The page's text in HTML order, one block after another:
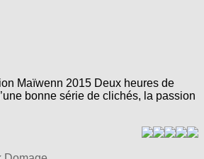
Maïwenn 2015 Deux heures de
bonne série de clichés, la passion